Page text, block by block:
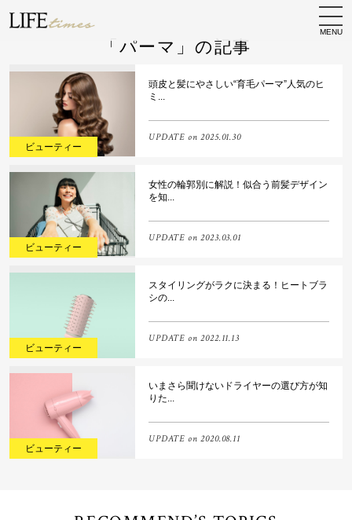
MENU
「パーマ」の記事
ビューティー
頭皮と髪にやさしい“育毛パーマ”人気のヒ
ミ...
UPDATE on 2025.01.30
ビューティー
女性の輪郭別に解説！似合う前髪デザイン
を知...
UPDATE on 2023.03.01
ビューティー
スタイリングがラクに決まる！ヒートブラ
シの...
UPDATE on 2022.11.13
ビューティー
いまさら聞けないドライヤーの選び方が知
りた...
UPDATE on 2020.08.11